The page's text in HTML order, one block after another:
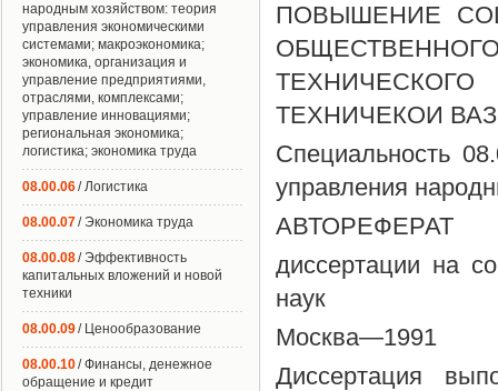
ПОВЫШЕНИЕ
ТЕХНИЧЕКОИ
Специальность
управления
АВТОРЕФЕРАТ
диссертации на
наук
Москва—1991
Диссертация
народным хозяйством: теория
управления экономическими
системами; макроэкономика;
экономика, организация и
управление предприятиями,
отраслями, комплексами;
управление инновациями;
региональная экономика;
логистика; экономика труда
08.00.06/ Логистика
08.00.07/ Экономика труда
08.00.08/ Эффективность
капитальных вложений и новой
техники
08.00.09/ Ценообразование
08.00.10/ Финансы, денежное
обращение и кредит